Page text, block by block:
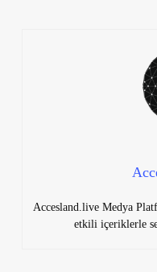
Accesland.live Medya
etkili içeriklerle